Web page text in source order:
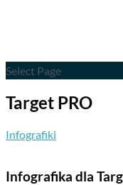
Select Page
Target PRO
Infografiki
Infografika dla